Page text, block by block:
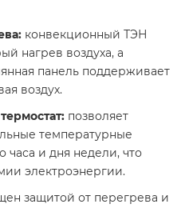
конвекционный ТЭН
нагрев воздуха, а
панель поддерживает
воздух.
позволяет
температурные
и дня недели, что
электроэнергии.​
защитой от перегрева и